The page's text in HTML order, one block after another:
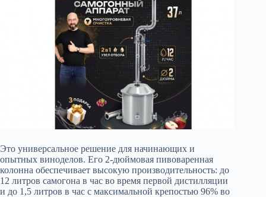
Это универсальное решение для начинающих и
опытных виноделов. Его 2-дюймовая пивоваренная
колонна обеспечивает высокую производительность: до
12 литров самогона в час во время первой дистилляции
и до 1,5 литров в час с максимальной крепостью 96% во